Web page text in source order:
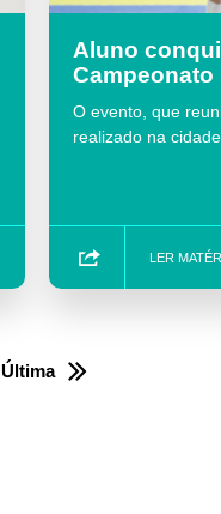
Aluno
Campeonato
O evento, que
realizado na
LER
Última